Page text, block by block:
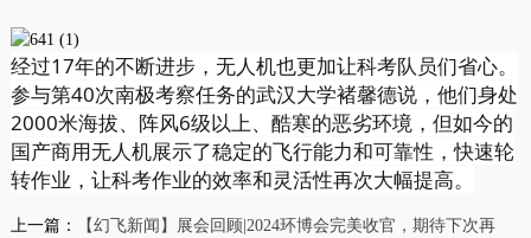
经过17年的不断进步，无人机也更加让科考队员们省心。
参与第40次南极考察任务的武汉大学褚馨德说，他们身处
2000米海拔、阵风6级以上、酷寒的恶劣环境，但如今的
国产商用无人机展示了稳定的飞行能力和可靠性，快速轮
转作业，让科考作业的效率和灵活性再次大幅提高。
上一篇：
【幻飞新闻】展会回顾|2024环博会完美收官，期待下次再